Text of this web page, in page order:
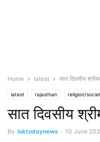
Home latest सात दिवसीय
latest rajasthan religion/
सात दिवसीय
By loktodaynews - 10 June